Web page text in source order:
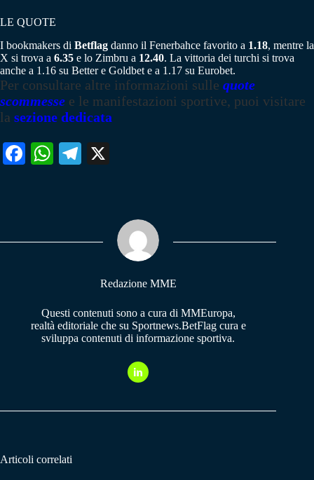
LE QUOTE
I bookmakers di Betflag danno il Fenerbahce favorito a 1.18, mentre la
X si trova a 6.35 e lo Zimbru a 12.40. La vittoria dei turchi si trova
anche a 1.16 su Better e Goldbet e a 1.17 su Eurobet.
Per consultare altre informazioni sulle quote
scommesse e le manifestazioni sportive, puoi visitare
la sezione dedicata
Fa W
pp
Te
m
Redazione MME
Questi contenuti sono a cura di MMEuropa,
realtà editoriale che su Sportnews.BetFlag cura e
sviluppa contenuti di informazione sportiva.
Articoli correlati